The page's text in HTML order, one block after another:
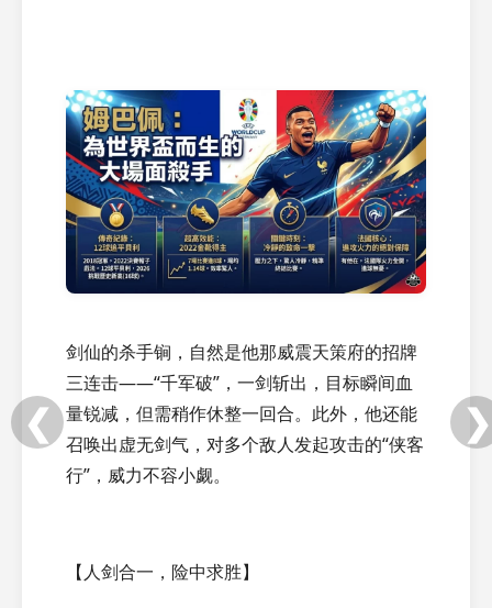
剑仙的杀手锏，自然是他那威震天策府的招牌
三连击——“千军破”，一剑斩出，目标瞬间血
量锐减，但需稍作休整一回合。此外，他还能
召唤出虚无剑气，对多个敌人发起攻击的“侠客
行”，威力不容小觑。
【人剑合一，险中求胜】
❮ ❯